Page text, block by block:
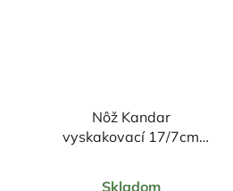
Nôž Kandar
vyskakovací 17/7cm
Skladom